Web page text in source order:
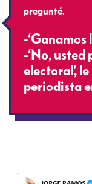
pregunté.
-‘Ganamos
-‘No, usted
electoral’,
periodista